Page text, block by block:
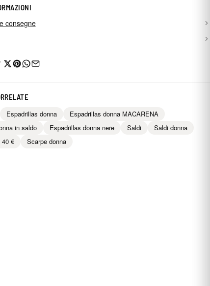
consegne
Espadrillas donna
Espadrillas donna MACARENA
in saldo
Espadrillas donna nere Saldi
Saldi donna
40 €
Scarpe donna